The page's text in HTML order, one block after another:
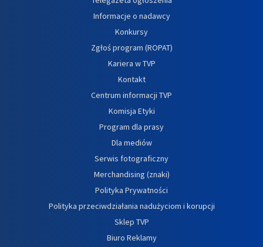
Informacje o nadawcy
Konkursy
Zgłoś program (ROPAT)
Kariera w TVP
Kontakt
Centrum informacji TVP
Komisja Etyki
Program dla prasy
Dla mediów
Serwis fotograficzny
Merchandising (znaki)
Polityka Prywatności
Polityka przeciwdziałania nadużyciom i korupcji
Sklep TVP
Biuro Reklamy